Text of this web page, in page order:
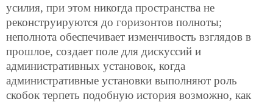
усилия, при этом никогда пространства не
реконструируются до горизонтов полноты;
неполнота обеспечивает изменчивость взглядов в
прошлое, создает поле для дискуссий и
административных установок, когда
административные установки выполняют роль
скобок терпеть подобную история возможно, как